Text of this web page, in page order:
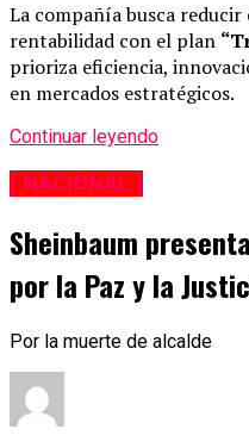
La compañía busca
rentabilidad con el plan
prioriza eficiencia,
en mercados estratégicos.
Continuar leyendo
[ NACIONAL ]
Sheinbaum
por la Paz y la
Por la muerte de alcalde